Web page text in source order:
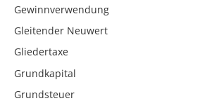
Gewinnverwendung
Gleitender Neuwert
Gliedertaxe
Grundkapital
Grundsteuer